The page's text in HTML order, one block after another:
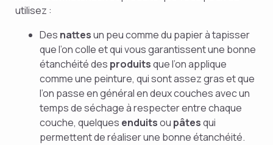
utilisez :
Des nattesun peu comme du papier à tapisser
que l’on colle et qui vous garantissent une bonne
étanchéité des produitsque l’on applique
comme une peinture, qui sont assez gras et que
l’on passe en général en deux couches avec un
temps de séchage à respecter entre chaque
couche, quelques enduitsou pâtesqui
permettent de réaliser une bonne étanchéité.